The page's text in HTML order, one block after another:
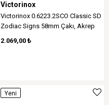
Victorinox
Victorinox 0.6223.2SCO Classic SD
Zodiac Signs 58mm Çakı, Akrep
2.069,00 ₺
Yeni